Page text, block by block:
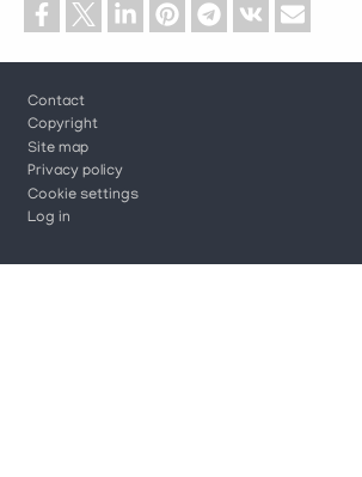
Contact
Copyright
Site map
Privacy policy
Cookie settings
Log in